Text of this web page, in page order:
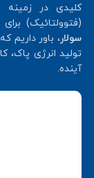
کلیدی در
(فتوولتائیک)
سولار، باور
تولید انرژی
آینده.